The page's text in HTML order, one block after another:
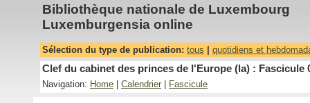
Bibliothèque nationale de Luxembourg
Luxemburgensia online
Sélection du type de publication: tous quotidiens et
Clef du cabinet des princes de l'Europe (la) : Fascicule
Navigation: Home Calendrier Fascicule